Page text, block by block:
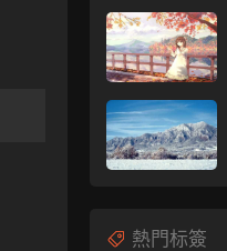
熱門标簽